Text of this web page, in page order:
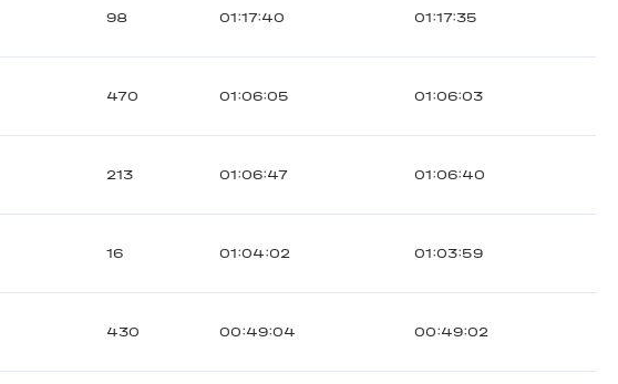
98 01:17:40 01:17:35
470 01:06:05 01:06:03
213 01:06:47 01:06:40
16 01:04:02 01:03:59
430 00:49:04 00:49:02